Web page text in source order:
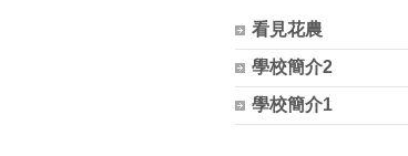
看見花農
學校簡介2
學校簡介1